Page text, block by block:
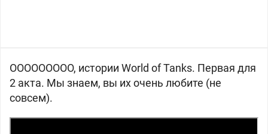
ООООООООО, истории World of Tanks. Первая для
2 акта. Мы знаем, вы их очень любите (не
совсем).